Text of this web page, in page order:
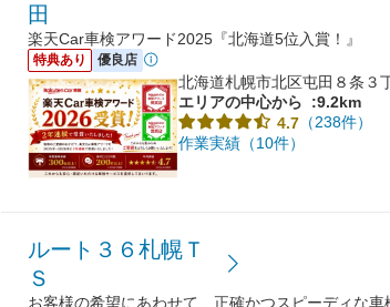
田
楽天Car車検アワード2025『北海道5位入賞！』
特典あり 優良店
北海道札幌市北区屯田８条３
エリアの中心から
:9.2km
4.7 （238件）
作業実績（10件）
ルート３６札幌Ｔ
Ｓ
お客様の希望にあわせて、正確かつスピーディな車